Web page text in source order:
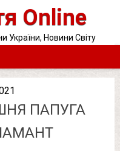
Online
України, Новини Світу
ПАПУГА